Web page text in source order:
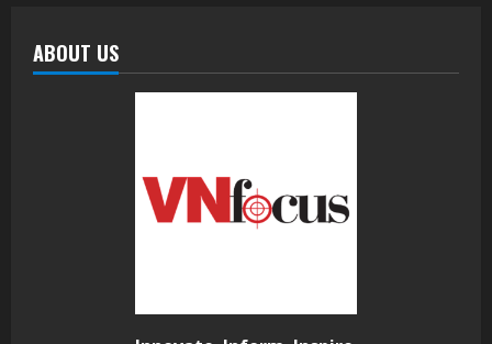
ABOUT US